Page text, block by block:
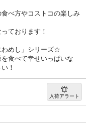
べ方やコストコの楽しみ
ております！
わめし」シリーズ☆
食べて幸せいっぱいな
！
入荷アラート